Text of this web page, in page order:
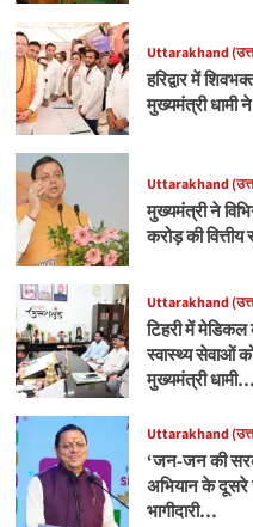
Uttarakhand
हरिद्वार में
मुख्यमंत्री धामी
Uttarakhand
मुख्यमंत्री ने
करोड़ की
Uttarakhand
टिहरी में
स्वास्थ्य सेवाओं
मुख्यमंत्री धामी…
Uttarakhand
‘जन-जन की
अभियान के दूसरे
भागीदारी…